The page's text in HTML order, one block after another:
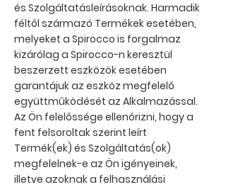
és Szolgáltatásleírásoknak. Harmadik
féltől származó Termékek esetében,
melyeket a Spirocco is forgalmaz
kizárólag a Spirocco-n keresztül
beszerzett eszközök esetében
garantájuk az eszköz megfelelő
együttműködését az Alkalmazással.
Az Ön felelőssége ellenőrizni, hogy a
fent felsoroltak szerint leírt
Termék(ek) és Szolgáltatás(ok)
megfelelnek-e az Ön igényeinek,
illetve azoknak a felhasználási